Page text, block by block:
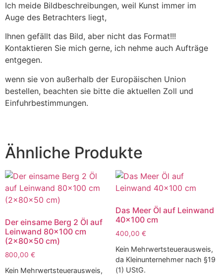
Ich meide Bildbeschreibungen, weil Kunst immer im
Auge des Betrachters liegt,
Ihnen gefällt das Bild, aber nicht das Format!!!
Kontaktieren Sie mich gerne, ich nehme auch Aufträge
entgegen.
wenn sie von außerhalb der Europäischen Union
bestellen, beachten sie bitte die aktuellen Zoll und
Einfuhrbestimmungen.
Ähnliche Produkte
Der einsame Berg 2 Öl auf
Leinwand 80×100 cm
(2x80x50 cm)
800,00 €
Kein Mehrwertsteuerausweis,
Das Meer Öl auf Leinwand
40×100 cm
400,00 €
Kein Mehrwertsteuerausweis,
da Kleinunternehmer nach §19
(1) UStG.